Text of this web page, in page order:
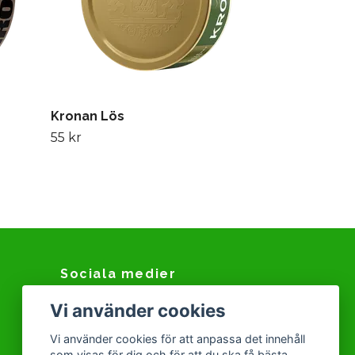
Kronan Lös
55 kr
Sociala medier
Facebook
Instagram
Vi använder cookies
Vi använder cookies för att anpassa det innehåll